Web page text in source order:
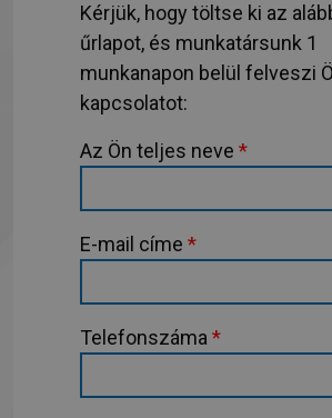
Kérjük, hogy töltse ki az
űrlapot, és munkatársunk 1
munkanapon belül felveszi
kapcsolatot:
Az Ön teljes neve *
E-mail címe *
Telefonszáma *